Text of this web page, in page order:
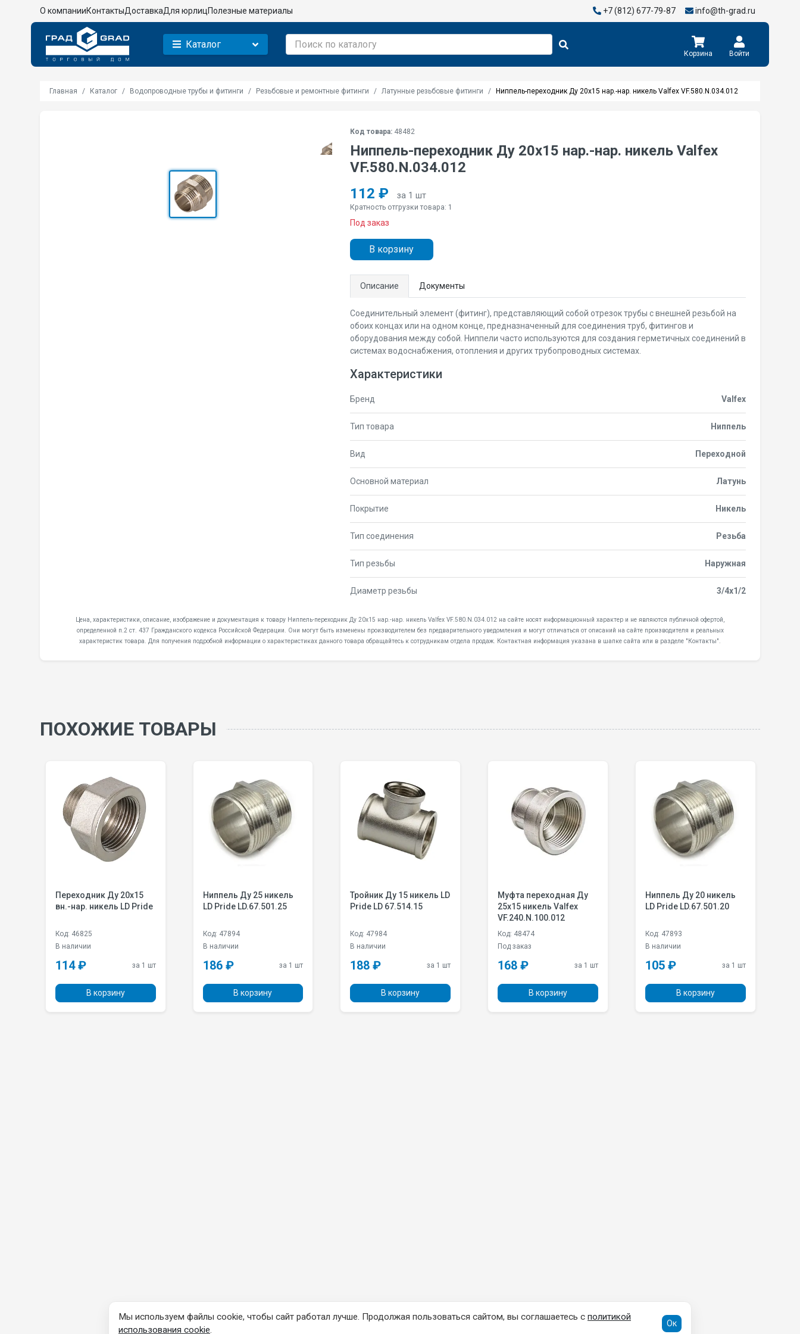
О компанииКонтактыДоставкаДля юрлицПолезные материалы +7 (812) 677-79-87 info@th-grad.ru
Каталог
Корзина Войти
Главная Каталог Водопроводные трубы и фитинги Резьбовые и ремонтные фитинги Латунные резьбовые фитинги Ниппель-переходник Ду 20х15 нар.-нар. никель Valfex VF.580.N.034.012
Код товара:48482
Ниппель-переходник Ду 20х15 нар.-нар. никель Valfex
VF.580.N.034.012
112 ₽
за 1 шт
Кратность отгрузки товара: 1
Под заказ
В корзину
Описание Документы
Соединительный элемент (фитинг), представляющий собой отрезок трубы с внешней резьбой на
обоих концах или на одном конце, предназначенный для соединения труб, фитингов и
оборудования между собой. Ниппели часто используются для создания герметичных соединений в
системах водоснабжения, отопления и других трубопроводных системах.
Характеристики
Бренд Valfex
Тип товара Ниппель
Вид Переходной
Основной материал Латунь
Покрытие Никель
Тип соединения Резьба
Тип резьбы Наружная
Диаметр резьбы 3/4x1/2
Цена, характеристики, описание, изображение и документация к товару Ниппель-переходник Ду 20х15 нар.-нар. никель Valfex VF.580.N.034.012 на сайте носят информационный характер и не являются публичной офертой,
определенной п.2 ст. 437 Гражданского кодекса Российской Федерации. Они могут быть изменены производителем без предварительного уведомления и могут отличаться от описаний на сайте производителя и реальных
характеристик товара. Для получения подробной информации о характеристиках данного товара обращайтесь к сотрудникам отдела продаж. Контактная информация указана в шапке сайта или в разделе "Контакты".
ПОХОЖИЕ ТОВАРЫ
Переходник Ду 20х15
вн.-нар. никель LD Pride
Код: 46825
В наличии
114 ₽ за 1 шт
В корзину
Ниппель Ду 25 никель
LD Pride LD.67.501.25
Код: 47894
В наличии
186 ₽ за 1 шт
В корзину
Тройник Ду 15 никель LD
Pride LD 67.514.15
Код: 47984
В наличии
188 ₽ за 1 шт
В корзину
Муфта переходная Ду
25х15 никель Valfex
VF.240.N.100.012
Код: 48474
Под заказ
168 ₽ за 1 шт
В корзину
Ниппель Ду 20 никель
LD Pride LD.67.501.20
Код: 47893
В наличии
105 ₽ за 1 шт
В корзину
Мы используем файлы cookie, чтобы сайт работал лучше. Продолжая пользоваться сайтом, вы соглашаетесь с политикой
использования cookie.
Ок